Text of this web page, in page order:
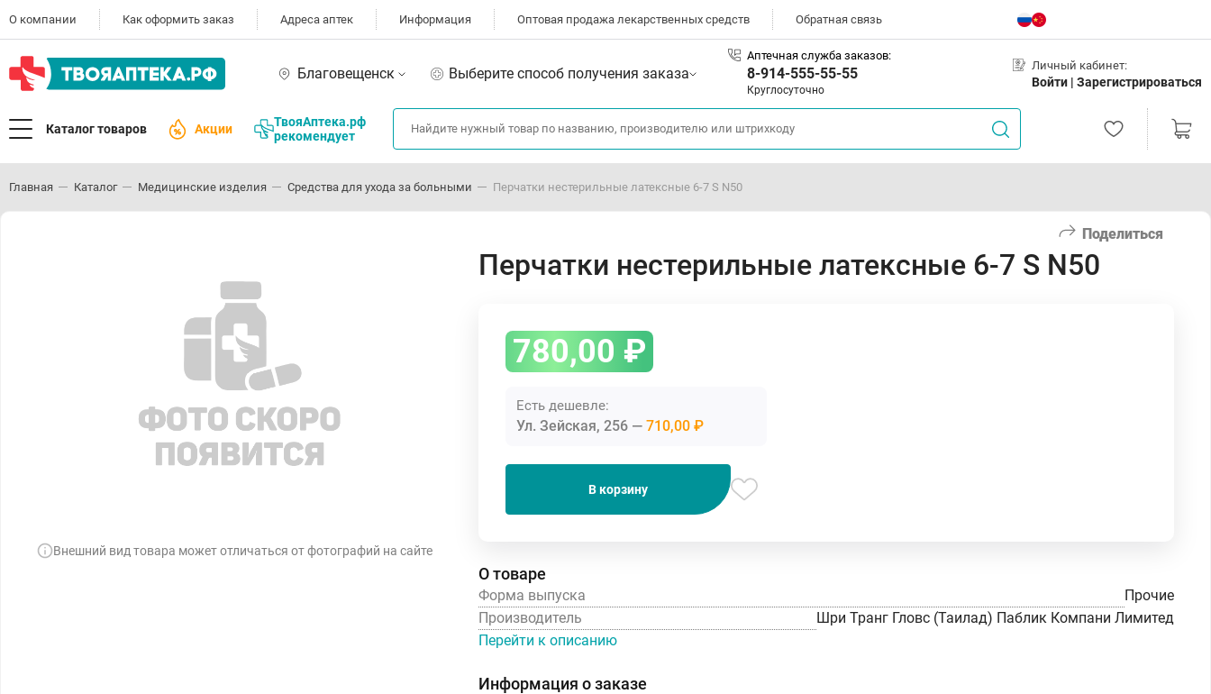
О компании Как оформить заказ Адреса аптек Информация Оптовая продажа лекарственных средств Обратная связь
Благовещенск Выберите способ получения заказа
Аптечная служба заказов:
8-914-555-55-55
Круглосуточно
Личный кабинет:
Войти | Зарегистрироваться
Каталог товаров Акции
ТвояАптека.рф
рекомендует
Главная Каталог Медицинские изделия Средства для ухода за больными Перчатки нестерильные латексные 6-7 S N50
Поделиться
Внешний вид товара может отличаться от фотографий на сайте
Перчатки нестерильные латексные 6-7 S N50
780,00 ₽
Есть дешевле:
Ул. Зейская, 256 710,00 ₽
В корзину
О товаре
Форма выпуска
Прочие
Производитель
Шри Транг Гловс (Таилад) Паблик Компани Лимитед
Перейти к описанию
Информация о заказе